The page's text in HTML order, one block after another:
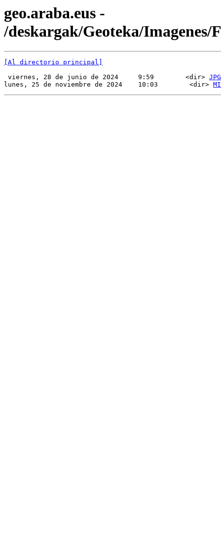
geo.araba.eus -
/deskargak/Geoteka/Imagenes/
[Al directorio principal]
viernes, 28 de junio de 2024     9:59        <dir> JPG
lunes, 25 de noviembre de 2024    10:03        <dir>